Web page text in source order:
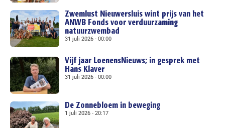
Zwemlust Nieuwersluis wint prijs van het
ANWB Fonds voor verduurzaming
natuurzwembad
31 juli 2026 00:00
Vijf jaar LoenensNieuws; in gesprek met
Hans Klaver
31 juli 2026 00:00
De Zonnebloem in beweging
1 juli 2026 20:17